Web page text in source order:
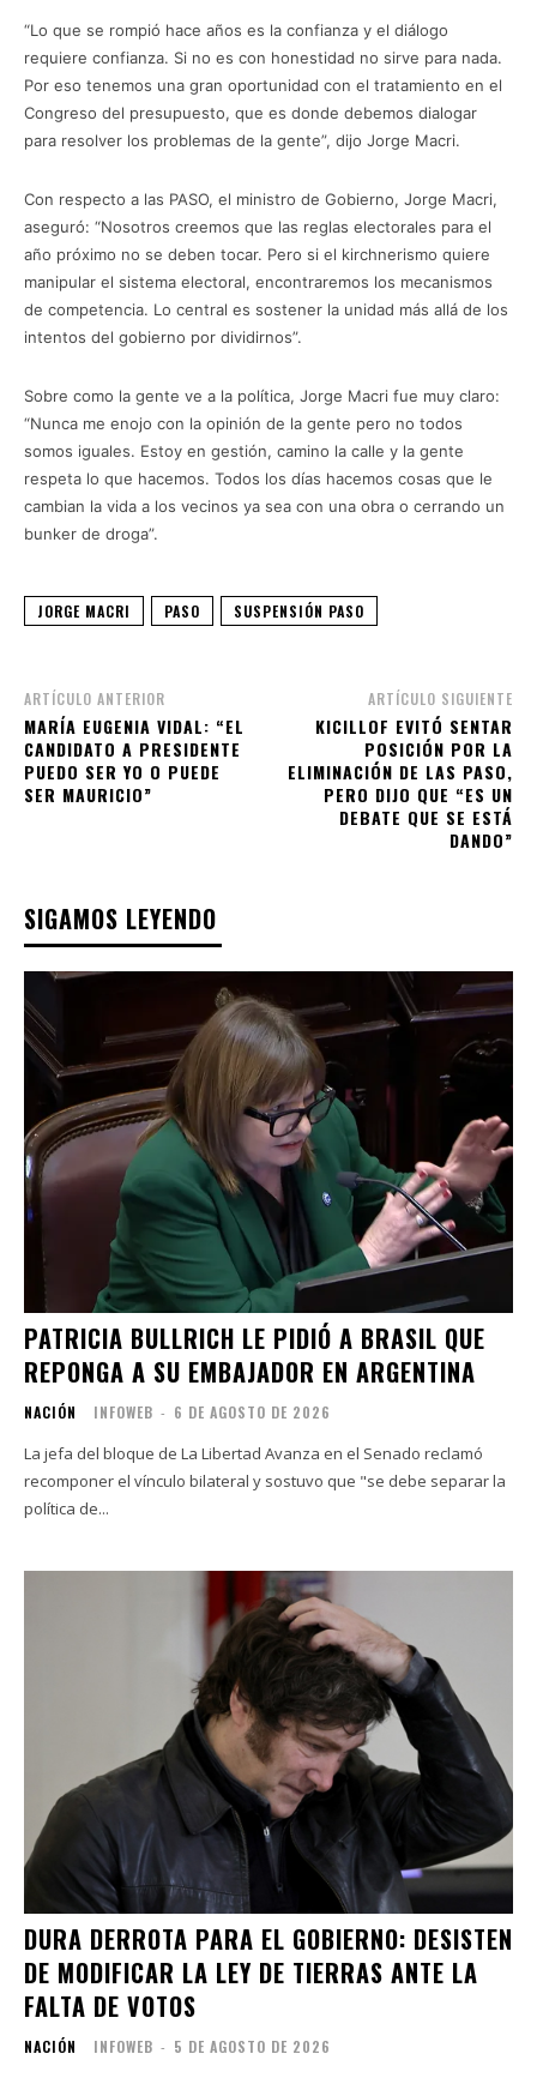
“Lo que se rompió hace años es la confianza y el diálogo
requiere confianza. Si no es con honestidad no sirve para nada.
Por eso tenemos una gran oportunidad con el tratamiento en el
Congreso del presupuesto, que es donde debemos dialogar
para resolver los problemas de la gente”, dijo Jorge Macri.
Con respecto a las PASO, el ministro de Gobierno, Jorge Macri,
aseguró: “Nosotros creemos que las reglas electorales para el
año próximo no se deben tocar. Pero si el kirchnerismo quiere
manipular el sistema electoral, encontraremos los mecanismos
de competencia. Lo central es sostener la unidad más allá de los
intentos del gobierno por dividirnos”.
Sobre como la gente ve a la política, Jorge Macri fue muy claro:
“Nunca me enojo con la opinión de la gente pero no todos
somos iguales. Estoy en gestión, camino la calle y la gente
respeta lo que hacemos. Todos los días hacemos cosas que le
cambian la vida a los vecinos ya sea con una obra o cerrando un
bunker de droga”.
JORGE MACRI PASO SUSPENSIÓN PASO
ARTÍCULO ANTERIOR
MARÍA EUGENIA VIDAL: “EL
CANDIDATO A PRESIDENTE
PUEDO SER YO O PUEDE
SER MAURICIO”
ARTÍCULO SIGUIENTE
KICILLOF EVITÓ SENTAR
POSICIÓN POR LA
ELIMINACIÓN DE LAS PASO,
PERO DIJO QUE “ES UN
DEBATE QUE SE ESTÁ
DANDO”
SIGAMOS LEYENDO
PATRICIA BULLRICH LE PIDIÓ A BRASIL QUE
REPONGA A SU EMBAJADOR EN ARGENTINA
NACIÓN INFOWEB - 6 DE AGOSTO DE 2026
La jefa del bloque de La Libertad Avanza en el Senado reclamó
recomponer el vínculo bilateral y sostuvo que "se debe separar la
política de...
DURA DERROTA PARA EL GOBIERNO: DESISTEN
DE MODIFICAR LA LEY DE TIERRAS ANTE LA
FALTA DE VOTOS
NACIÓN INFOWEB - 5 DE AGOSTO DE 2026